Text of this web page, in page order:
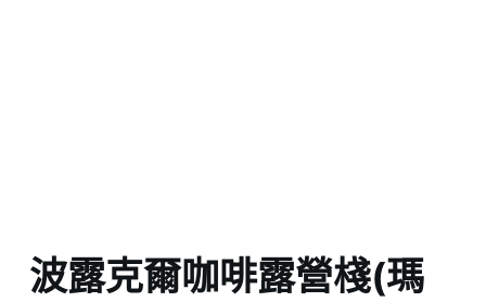
波露克爾咖啡露營棧(瑪